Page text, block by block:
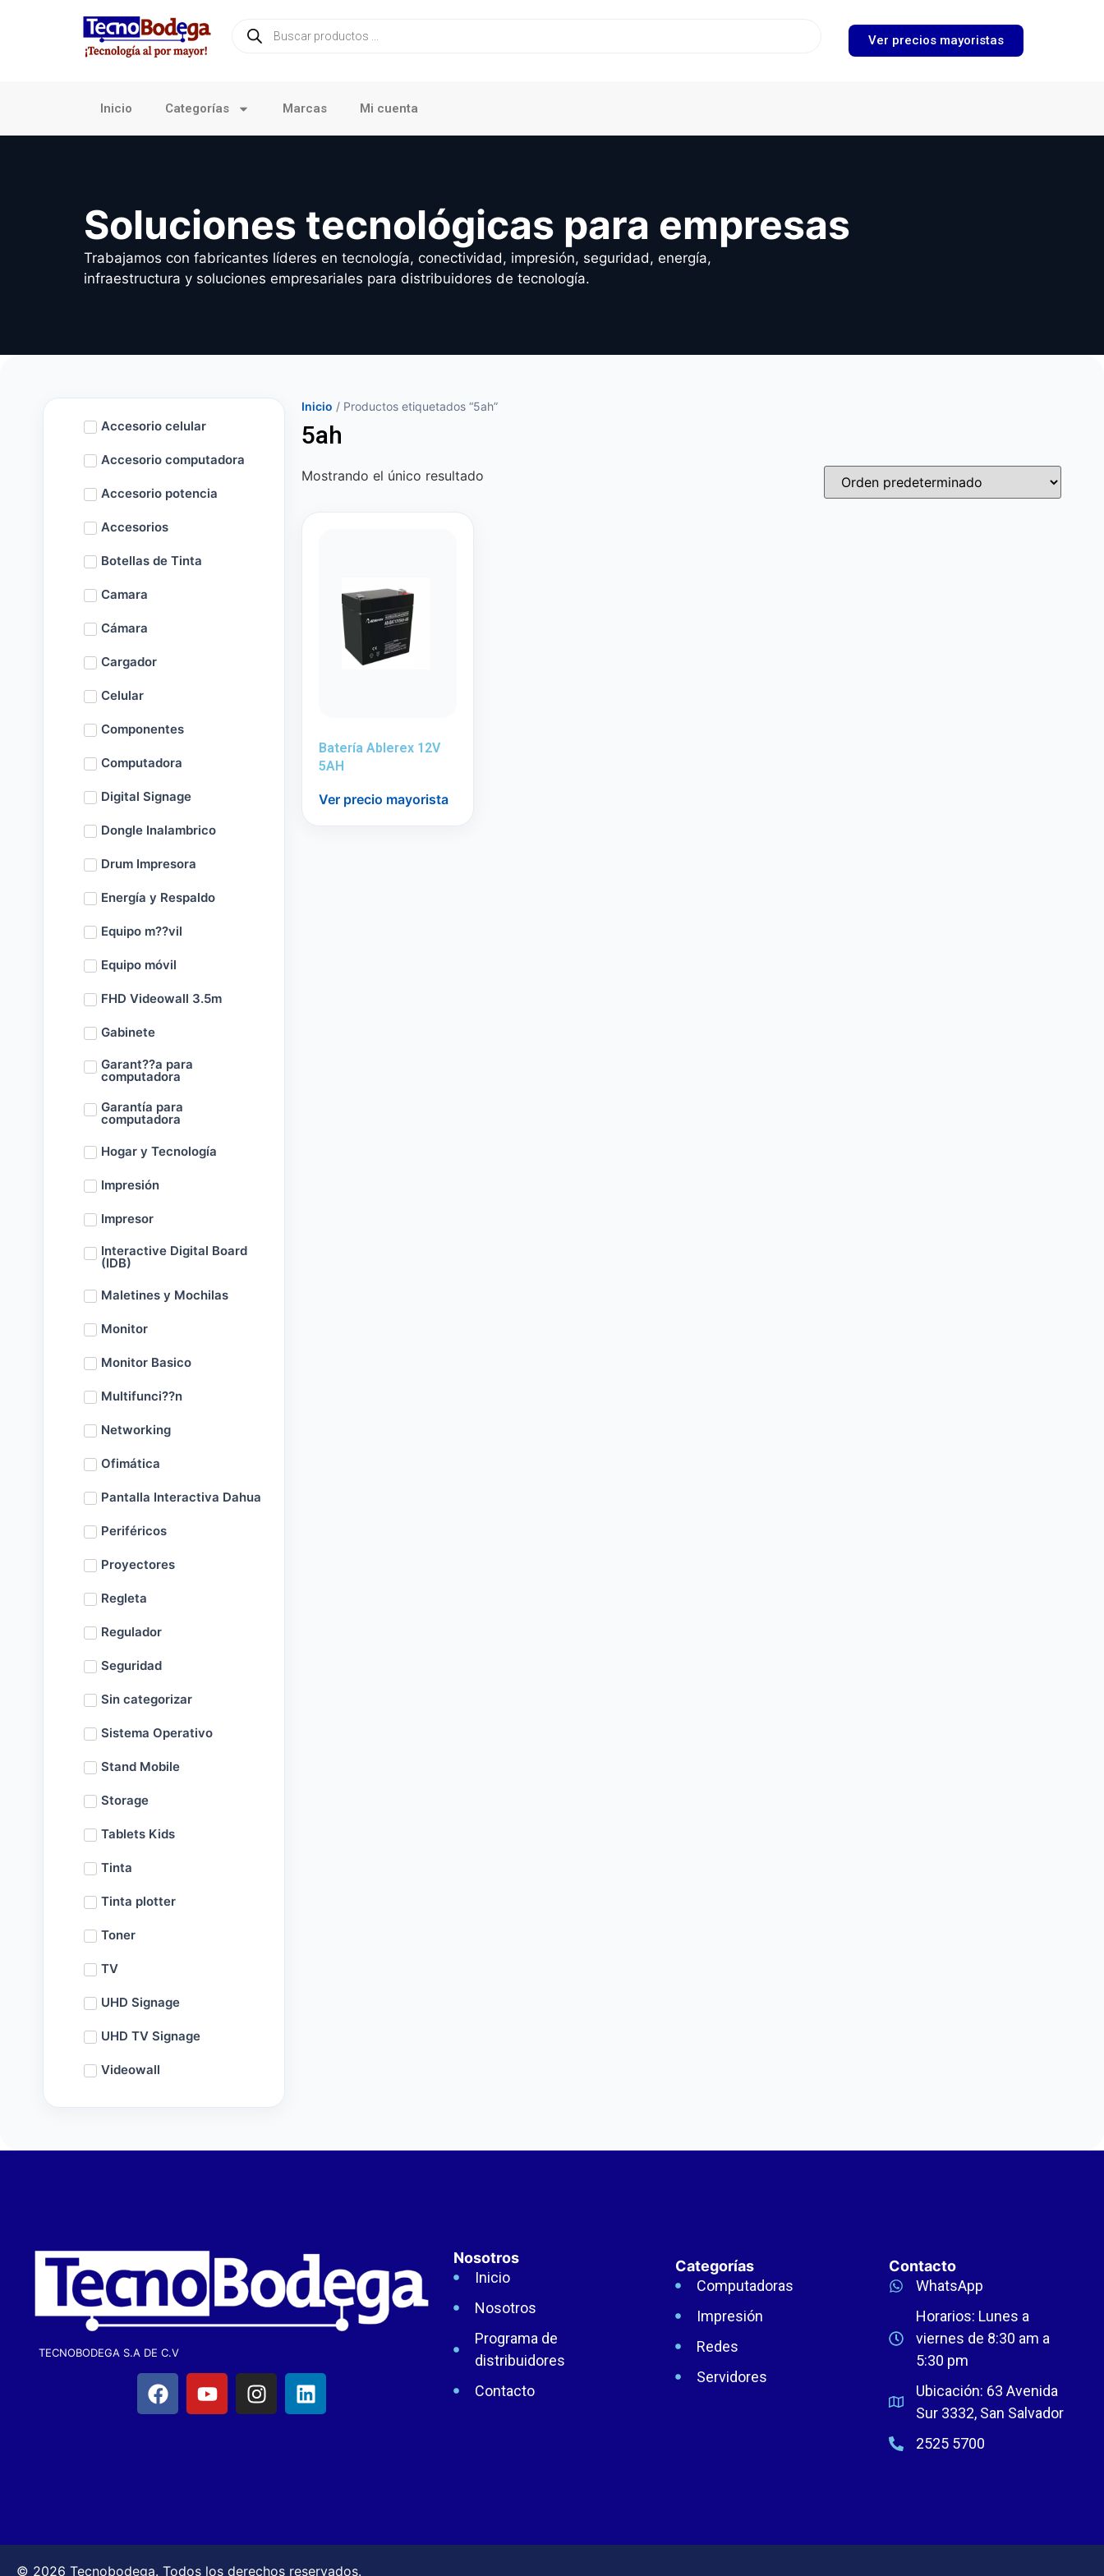
Ver precios mayoristas
Inicio Categorías Marcas Mi cuenta
Soluciones tecnológicas para empresas
Trabajamos con fabricantes líderes en tecnología, conectividad, impresión, seguridad, energía,
infraestructura y soluciones empresariales para distribuidores de tecnología.
Accesorio celular
Accesorio computadora
Accesorio potencia
Accesorios
Botellas de Tinta
Camara
Cámara
Cargador
Celular
Componentes
Computadora
Digital Signage
Dongle Inalambrico
Drum Impresora
Energía y Respaldo
Equipo m??vil
Equipo móvil
FHD Videowall 3.5m
Gabinete
Garant??a para
computadora
Garantía para
computadora
Hogar y Tecnología
Impresión
Impresor
Interactive Digital Board
(IDB)
Maletines y Mochilas
Monitor
Monitor Basico
Multifunci??n
Networking
Ofimática
Pantalla Interactiva Dahua
Periféricos
Proyectores
Regleta
Regulador
Seguridad
Sin categorizar
Sistema Operativo
Stand Mobile
Storage
Tablets Kids
Tinta
Tinta plotter
Toner
TV
UHD Signage
UHD TV Signage
Videowall
Inicio / Productos etiquetados “5ah”
5ah
Mostrando el único resultado
Batería Ablerex 12V
5AH
Ver precio mayorista
TECNOBODEGA S.A DE C.V
Nosotros
Inicio
Nosotros
Programa de
distribuidores
Contacto
Categorías
Computadoras
Impresión
Redes
Servidores
Contacto
WhatsApp
Horarios: Lunes a
viernes de 8:30 am a
5:30 pm
Ubicación: 63 Avenida
Sur 3332, San Salvador
2525 5700
© 2026 Tecnobodega. Todos los derechos reservados.